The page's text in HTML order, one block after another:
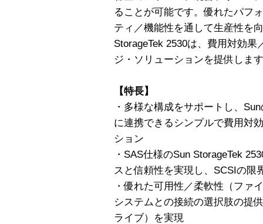
ることが可能です。優れたパフ
ティ／機能性を通して生産性を
StorageTek 2530は、費用対効
ジ・ソリューションを提供しま
【特長】
・多様な構成をサポートし、
に連携できるシンプルで費用対
ション
・SAS仕様のSun StorageTek
スと信頼性を実現し、SCSIの限
・優れた可用性／柔軟性（ファ
システムとの接続の選択肢の提
ライブ）を実現